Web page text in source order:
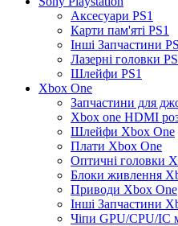
Аксесуари PS1
Карти пам'яті PS1
Інші Запчастини
Лазерні головки
Шлейфи PS1
Xbox One
Запчастини для
Xbox one HDMI
Шлейфи Xbox One
Плати Xbox One
Оптичні головки
Блоки живлення
Приводи Xbox One
Інші Запчастини
Чіпи GPU/CPU/IC